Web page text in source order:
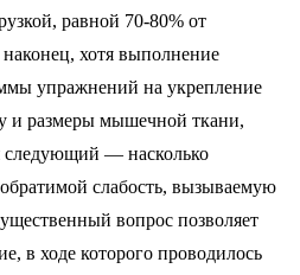
равной 70-80% от
хотя выполнение
упражнений на укрепление
и размеры мышечной ткани,
следующий — насколько
слабость, вызываемую
вопрос позволяет
в ходе которого проводилось